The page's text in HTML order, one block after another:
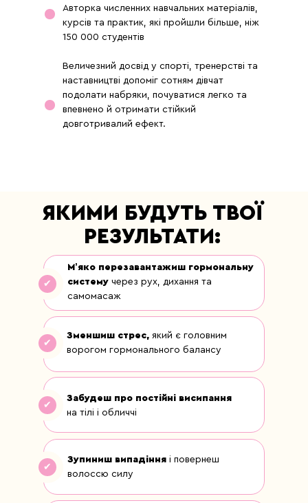
Авторка численних навчальних матеріалів,
курсів та практик, які пройшли більше, ніж
150 000 студентів
Величезний досвід у спорті, тренерстві та
наставництві допоміг сотням дівчат
подолати набряки, почуватися легко та
впевнено й отримати стійкий
довготривалий ефект.
ЯКИМИ БУДУТЬ ТВОЇ
РЕЗУЛЬТАТИ:
Зупиниш випадіння і повернеш
волоссю силу
✔
Забудеш про постійні висипання
на тілі і обличчі
✔
Зменшиш стрес, який є головним
ворогом гормонального балансу
✔
Мʼяко перезавантажиш гормональну
систему через рух, дихання та
самомасаж
✔